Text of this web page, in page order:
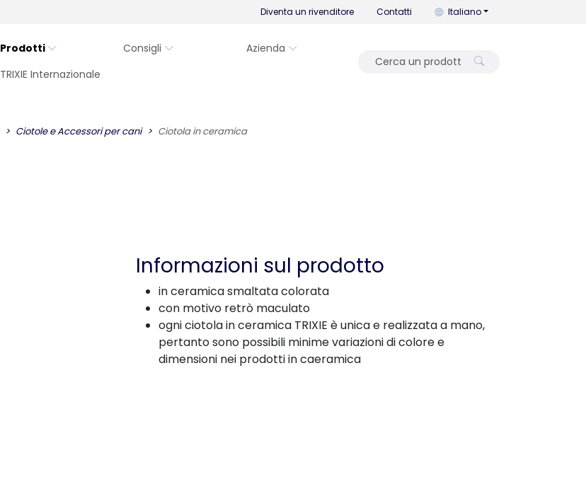
Diventa un rivenditore Contatti Puoi cambiare la lingua con
Italiano
Prodotti Consigli
Azienda
TRIXIE Internazionale
Ciotole e Accessori per cani Ciotola in ceramica
Informazioni sul prodotto
in ceramica smaltata colorata
con motivo retrò maculato
ogni ciotola in ceramica TRIXIE è unica e realizzata a mano,
pertanto sono possibili minime variazioni di colore e
dimensioni nei prodotti in caeramica